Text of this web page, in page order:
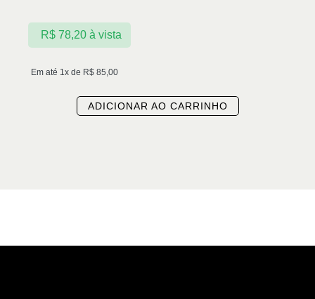
Em até 1x de R$ 85,00
R$78,20 à vista
ADICIONAR AO CARRINHO